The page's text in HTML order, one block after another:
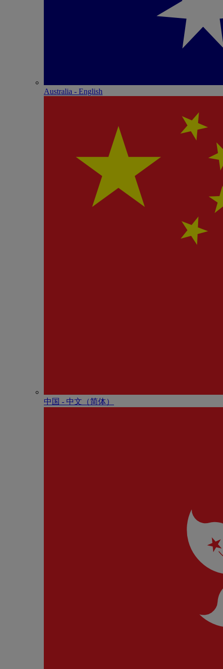
Australia - English
中国 - 中⽂（简体）